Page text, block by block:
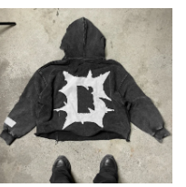
Integrali Camouflage,
Pesante, con Felpa e
Pantaloni Sportivi Uomo